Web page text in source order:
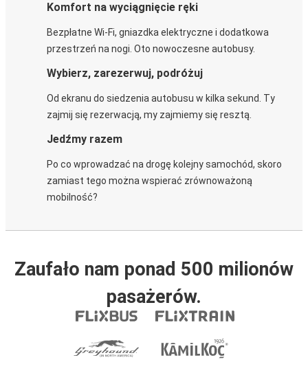
Komfort na wyciągnięcie ręki
Bezpłatne Wi-Fi, gniazdka elektryczne i dodatkowa
przestrzeń na nogi. Oto nowoczesne autobusy.
Wybierz, zarezerwuj, podróżuj
Od ekranu do siedzenia autobusu w kilka sekund. Ty
zajmij się rezerwacją, my zajmiemy się resztą.
Jedźmy razem
Po co wprowadzać na drogę kolejny samochód, skoro
zamiast tego można wspierać zrównoważoną
mobilność?
Zaufało nam ponad 500 milionów
pasażerów.